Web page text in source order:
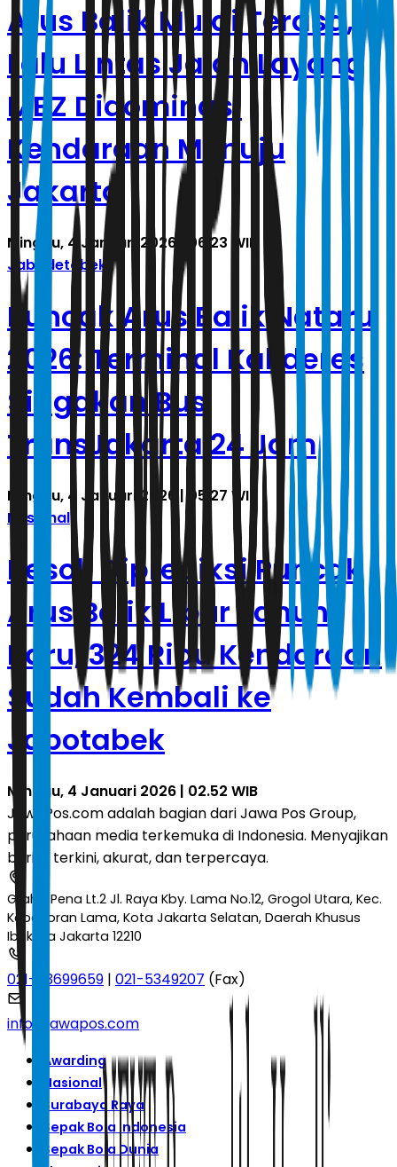
Arus Balik Mulai Terasa,
Lalu Lintas Jalan Layang
MBZ Didominasi
Kendaraan Menuju
Jakarta
Minggu, 4 Januari 2026 | 06.23 WIB
Jabodetabek
Puncak Arus Balik Nataru
2026: Terminal Kalideres
Siagakan Bus
TransJakarta 24 Jam
Minggu, 4 Januari 2026 | 05.27 WIB
Nasional
Besok Diprediksi Puncak
Arus Balik Libur Tahun
Baru, 324 Ribu Kendaraan
Sudah Kembali ke
Jabotabek
Minggu, 4 Januari 2026 | 02.52 WIB
JawaPos.com adalah bagian dari Jawa Pos Group,
perusahaan media terkemuka di Indonesia. Menyajikan
berita terkini, akurat, dan terpercaya.
Graha Pena Lt.2 Jl. Raya Kby. Lama No.12, Grogol Utara, Kec.
Kebayoran Lama, Kota Jakarta Selatan, Daerah Khusus
Ibukota Jakarta 12210
021-53699659 | 021-5349207 (Fax)
info@jawapos.com
Awarding
Nasional
Surabaya Raya
Sepak Bola Indonesia
Sepak Bola Dunia